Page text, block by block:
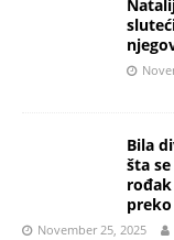
Bila
šta
November 25, 2025